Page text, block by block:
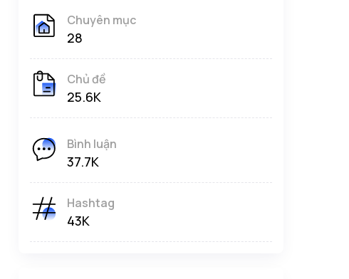
Chuyên mục
28
Chủ đề
25.6K
Bình luận
37.7K
Hashtag
43K